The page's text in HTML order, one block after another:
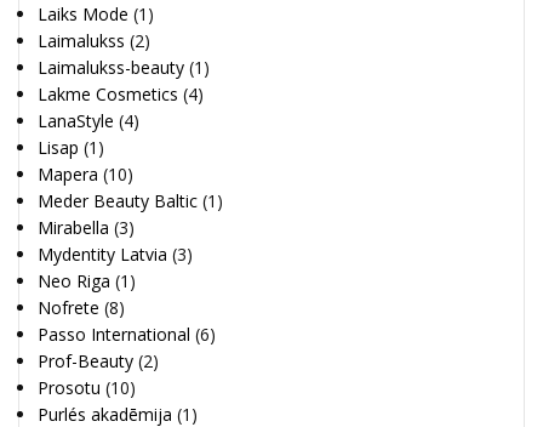
Laiks Mode (1)
Laimalukss (2)
Laimalukss-beauty (1)
Lakme Cosmetics (4)
LanaStyle (4)
Lisap (1)
Mapera (10)
Meder Beauty Baltic (1)
Mirabella (3)
Mydentity Latvia (3)
Neo Riga (1)
Nofrete (8)
Passo International (6)
Prof-Beauty (2)
Prosotu (10)
Purlés akadēmija (1)